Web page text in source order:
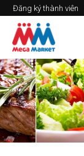
Đăng ký thành viên